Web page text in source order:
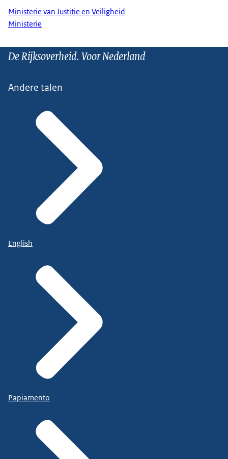
Ministerie van Justitie en Veiligheid
Ministerie
De Rijksoverheid. Voor Nederland
Andere talen
English
Papiamento